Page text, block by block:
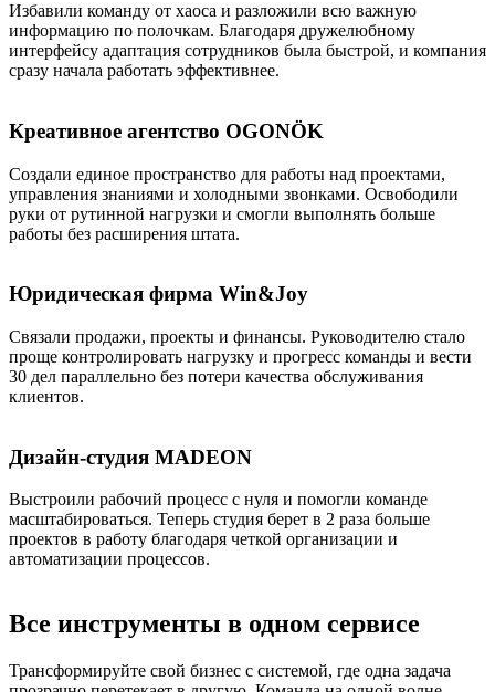
Избавили команду от хаоса и разложили всю важную
информацию по полочкам. Благодаря дружелюбному
интерфейсу адаптация сотрудников была быстрой, и компания
сразу начала работать эффективнее.
Креативное агентство OGONÖK
Создали единое пространство для работы над проектами,
управления знаниями и холодными звонками. Освободили
руки от рутинной нагрузки и смогли выполнять больше
работы без расширения штата.
Юридическая фирма Win&Joy
Связали продажи, проекты и финансы. Руководителю стало
проще контролировать нагрузку и прогресс команды и вести
30 дел параллельно без потери качества обслуживания
клиентов.
Дизайн-студия MADEON
Выстроили рабочий процесс с нуля и помогли команде
масштабироваться. Теперь студия берет в 2 раза больше
проектов в работу благодаря четкой организации и
автоматизации процессов.
Все инструменты в одном сервисе
Трансформируйте свой бизнес с системой, где одна задача